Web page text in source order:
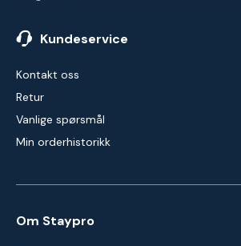
Kundeservice
Kontakt oss
Retur
Vanlige spørsmål
Min orderhistorikk
Om Staypro